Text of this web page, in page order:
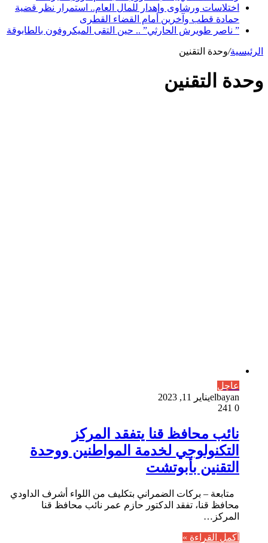
اختلاسات ورشاوى وإهدار للمال العام.. استمرار نظر قضية
حمادة قطب وآخرين أمام القضاء القطرى
” ناصر طويرش الحارثي” .. حين التقى الميكروفون بالطابوقة
الرئيسية/وحدة التقنين
وحدة التقنين
عاجل
elbayanيناير 11, 2023
0
نائب محافظ قنا يتفقد المركز
التكنولوجي لخدمة المواطنين ووحدة
التقنين بأبوتشت
متابعة – بركات الضمراني بتكليف من اللواء أشرف الداودي
محافظ قنا، تفقد الدكتور حازم عمر نائب محافظ قنا
المركز…
أكمل القراءة »